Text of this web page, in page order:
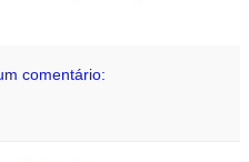
comentário: